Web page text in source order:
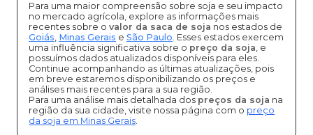
Para uma maior compreensão sobre soja e seu impacto
no mercado agrícola, explore as informações mais
recentes sobre o valor da saca de soja nos estados de
Goiás, Minas Gerais e São Paulo. Esses estados exercem
uma influência significativa sobre o preço da soja, e
possuímos dados atualizados disponíveis para eles.
Continue acompanhando as últimas atualizações, pois
em breve estaremos disponibilizando os preços e
análises mais recentes para a sua região.
Para uma análise mais detalhada dos preços da soja na
região da sua cidade, visite nossa página com o preço
da soja em Minas Gerais.